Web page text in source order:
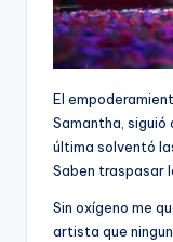
El
Samantha, siguió
última solventó
Saben traspasar
Sin oxígeno me
artista que